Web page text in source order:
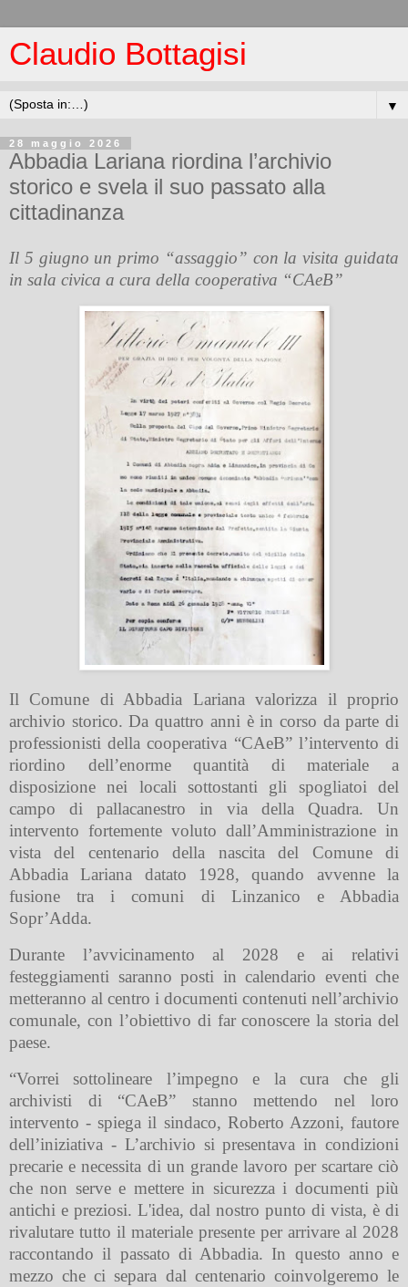
Claudio Bottagisi
▼
28 maggio 2026
Abbadia Lariana riordina l’archivio
storico e svela il suo passato alla
cittadinanza
Il 5 giugno un primo “assaggio” con la visita guidata
in sala civica a cura della cooperativa “CAeB”
Il Comune di Abbadia Lariana valorizza il proprio
archivio storico. Da quattro anni è in corso da parte di
professionisti della cooperativa “CAeB” l’intervento di
riordino dell’enorme quantità di materiale a
disposizione nei locali sottostanti gli spogliatoi del
campo di pallacanestro in via della Quadra. Un
intervento fortemente voluto dall’Amministrazione in
vista del centenario della nascita del Comune di
Abbadia Lariana datato 1928, quando avvenne la
fusione tra i comuni di Linzanico e Abbadia
Sopr’Adda.
Durante l’avvicinamento al 2028 e ai relativi
festeggiamenti saranno posti in calendario eventi che
metteranno al centro i documenti contenuti nell’archivio
comunale, con l’obiettivo di far conoscere la storia del
paese.
“Vorrei sottolineare l’impegno e la cura che gli
archivisti di “CAeB” stanno mettendo nel loro
intervento - spiega il sindaco, Roberto Azzoni, fautore
dell’iniziativa - L’archivio si presentava in condizioni
precarie e necessita di un grande lavoro per scartare ciò
che non serve e mettere in sicurezza i documenti più
antichi e preziosi. L'idea, dal nostro punto di vista, è di
rivalutare tutto il materiale presente per arrivare al 2028
raccontando il passato di Abbadia. In questo anno e
mezzo che ci separa dal centenario coinvolgeremo le